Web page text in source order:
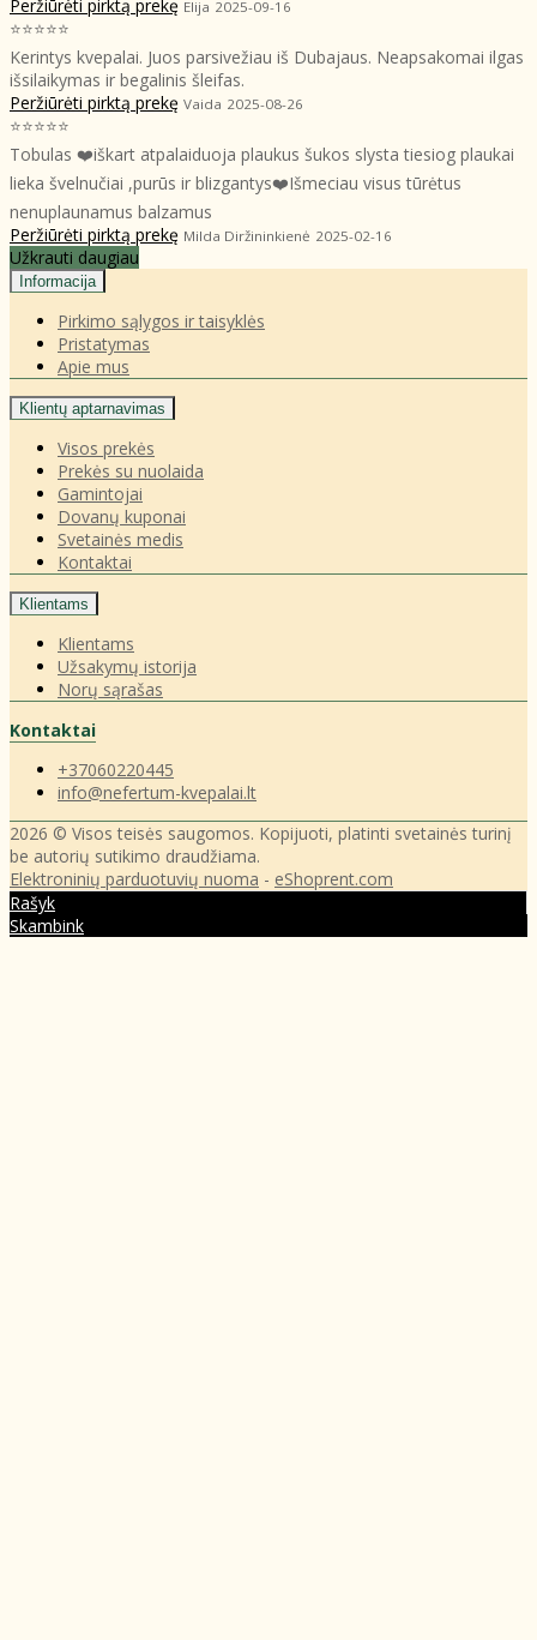
Peržiūrėti pirktą prekę Elija 2025-09-16
⭐⭐⭐⭐⭐
Kerintys kvepalai. Juos parsivežiau iš Dubajaus. Neapsakomai ilgas
išsilaikymas ir begalinis šleifas.
Peržiūrėti pirktą prekę Vaida 2025-08-26
⭐⭐⭐⭐⭐
Tobulas ❤️iškart atpalaiduoja plaukus šukos slysta tiesiog plaukai
lieka švelnučiai ,purūs ir blizgantys❤️Išmeciau visus tūrėtus
nenuplaunamus balzamus
Peržiūrėti pirktą prekę Milda Diržininkienė 2025-02-16
Užkrauti daugiau
Informacija
Pirkimo sąlygos ir taisyklės
Pristatymas
Apie mus
Klientų aptarnavimas
Visos prekės
Prekės su nuolaida
Gamintojai
Dovanų kuponai
Svetainės medis
Kontaktai
Klientams
Klientams
Užsakymų istorija
Norų sąrašas
Kontaktai
+37060220445
info@nefertum-kvepalai.lt
2026 © Visos teisės saugomos. Kopijuoti, platinti svetainės turinį
be autorių sutikimo draudžiama.
Elektroninių parduotuvių nuoma - eShoprent.com
Rašyk
Skambink